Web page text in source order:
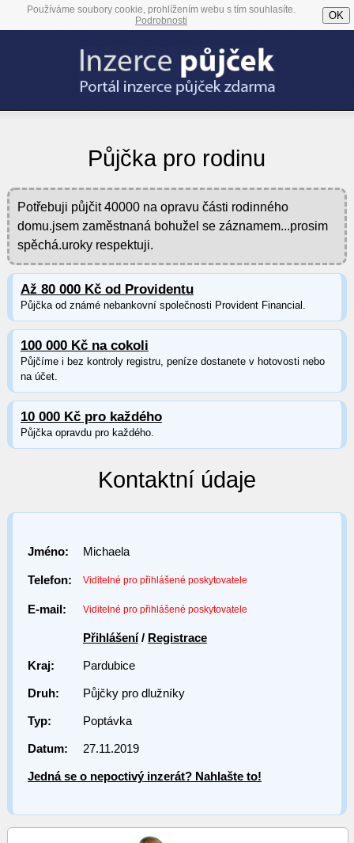
Používáme soubory cookie, prohlížením webu s tím souhlasíte.
Podrobnosti
OK
Půjčka pro rodinu
Potřebuji půjčit 40000 na opravu části rodinného
domu.jsem zaměstnaná bohužel se záznamem...prosim
spěchá.uroky respektuji.
Až 80 000 Kč od Providentu
Půjčka od známé nebankovní společnosti Provident Financial.
100 000 Kč na cokoli
Půjčíme i bez kontroly registru, peníze dostanete v hotovosti nebo
na účet.
10 000 Kč pro každého
Půjčka opravdu pro každého.
Kontaktní údaje
Jméno: Michaela
Telefon: Viditelné pro přihlášené poskytovatele
E-mail: Viditelné pro přihlášené poskytovatele
Přihlášení/ Registrace
Kraj: Pardubice
Druh: Půjčky pro dlužníky
Typ: Poptávka
Datum: 27.11.2019
Jedná se o nepoctivý inzerát? Nahlašte to!